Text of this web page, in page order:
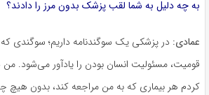
به چه دلیل به شما لقب پزشک بدون مرز را دادند؟
عمادی: در پزشکی یک سوگندنامه داریم؛ سوگندی
قومیت، مسئولیت انسان بودن را یادآور می‌شود.
کردم هر بیماری که به من مراجعه کند، بدون هیچ